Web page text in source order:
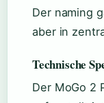
Der naming
aber in
Technische
Der MoGo 2